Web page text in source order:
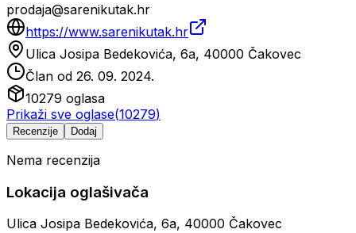
prodaja@sarenikutak.hr
https://www.sarenikutak.hr
Ulica Josipa Bedekovića, 6a, 40000 Čakovec
Član od 26. 09. 2024.
10279 oglasa
Prikaži sve oglase(10279)
Recenzije Dodaj
Nema recenzija
Lokacija oglašivača
Ulica Josipa Bedekovića, 6a, 40000 Čakovec